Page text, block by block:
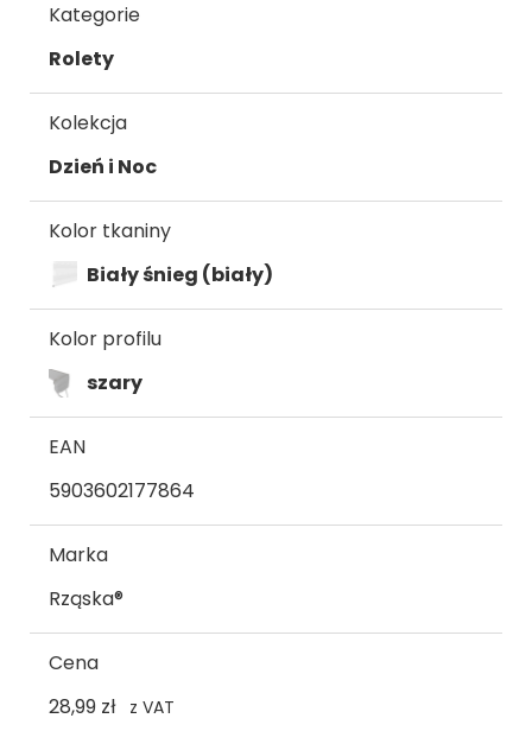
Kategorie
Rolety
Kolekcja
Dzień i Noc
Kolor tkaniny
Biały śnieg (biały)
Kolor profilu
szary
EAN
5903602177864
Marka
Rząska®
Cena
28,99 zł z VAT